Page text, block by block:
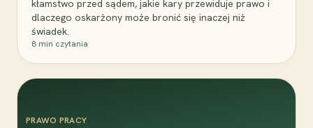
kłamstwo przed sądem, jakie kary przewiduje prawo i
dlaczego oskarżony może bronić się inaczej niż
świadek.
8 min czytania
PRAWO PRACY